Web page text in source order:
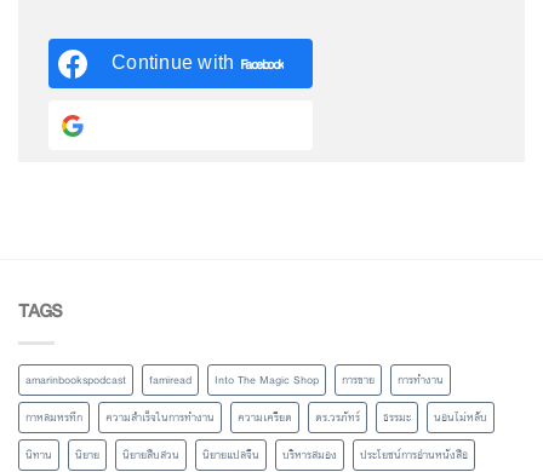
Continue with Facebook
TAGS
amarinbookspodcast famiread Into The Magic Shop การขาย
การทำงาน
กาหลมหรทึก
ความสำเร็จในการทำงาน ความเครียด ดร.วรภัทร์ ธรรมะ
นอนไม่หลับ
นิทาน
นิยาย นิยายสืบสวน นิยายแปลจีน บริหารสมอง
ประโยชน์การอ่านหนังสือ